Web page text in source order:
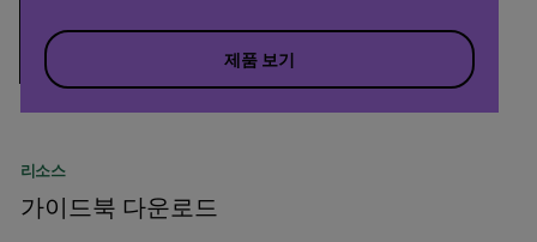
제품 보기
리소스
가이드북 다운로드